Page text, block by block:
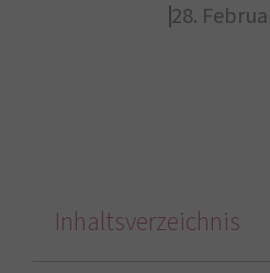
28.
Inhaltsverzeichnis